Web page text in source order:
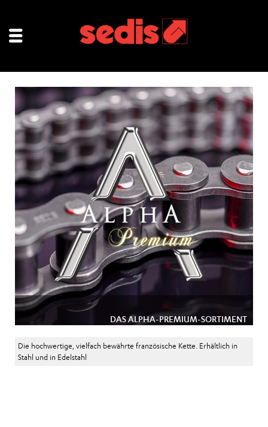
DAS ALPHA-PREMIUM-SORTIMENT
Die hochwertige, vielfach bewährte französische Kette. Erhältlich in
Stahl und in Edelstahl